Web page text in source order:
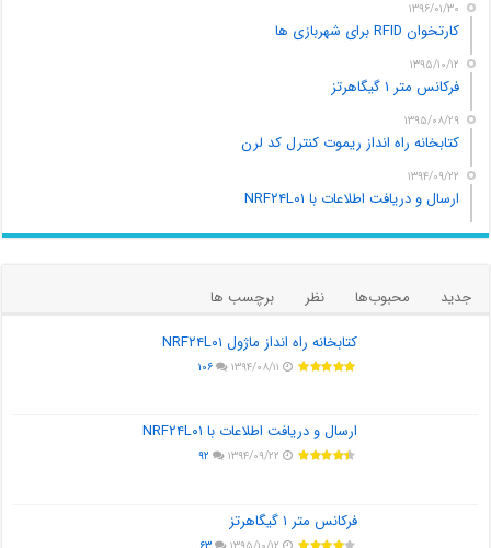
۱۳۹۶/۰۱/۳۰
کارتخوان RFID برای شهربازی ها
۱۳۹۵/۱۰/۱۲
فرکانس متر ۱ گیگاهرتز
۱۳۹۵/۰۸/۲۹
کتابخانه راه انداز ریموت کنترل کد لرن
۱۳۹۴/۰۹/۲۲
ارسال و دریافت اطلاعات با NRF۲۴L۰۱
جدید محبوب‌ها نظر
برچسب ها
کتابخانه راه انداز ماژول NRF۲۴L۰۱
۱۳۹۴/۰۸/۱۱ ۱۰۶
ارسال و دریافت اطلاعات با NRF۲۴L۰۱
۱۳۹۴/۰۹/۲۲ ۹۲
فرکانس متر ۱ گیگاهرتز